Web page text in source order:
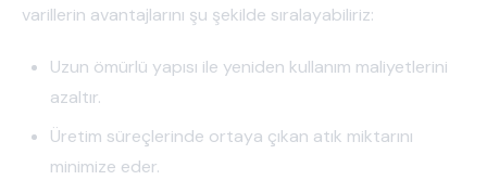
varillerin avantajlarını şu şekilde sıralayabiliriz:
Uzun ömürlü yapısı ile yeniden kullanım maliyetlerini
azaltır.
Üretim süreçlerinde ortaya çıkan atık miktarını
minimize eder.